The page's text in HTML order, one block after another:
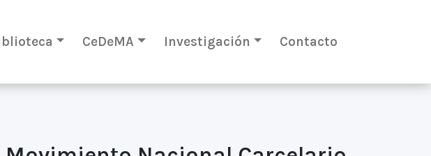
CeDeMA Investigación Contacto